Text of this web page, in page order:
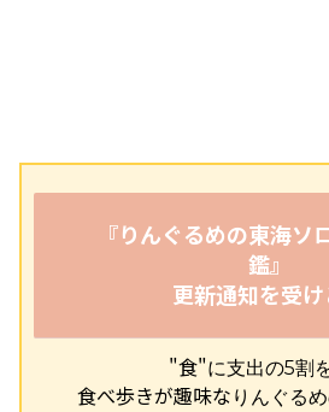
『りんぐるめの東海ソ
鑑』
更新通知を受け
"食"に支出の5割
食べ歩きが趣味な りんぐる